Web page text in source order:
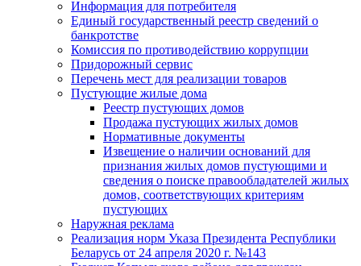
Информация для потребителя
Единый государственный реестр сведений о
банкротстве
Комиссия по противодействию коррупции
Придорожный сервис
Перечень мест для реализации товаров
Пустующие жилые дома
Реестр пустующих домов
Продажа пустующих жилых домов
Нормативные документы
Извещение о наличии оснований для
признания жилых домов пустующими и
сведения о поиске правообладателей жилых
домов, соответствующих критериям
пустующих
Наружная реклама
Реализация норм Указа Президента Республики
Беларусь от 24 апреля 2020 г. №143